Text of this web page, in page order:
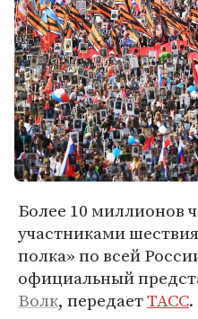
Более 10 миллионов
участниками
полка» по всей
официальный
Волк, передаетТАСС.